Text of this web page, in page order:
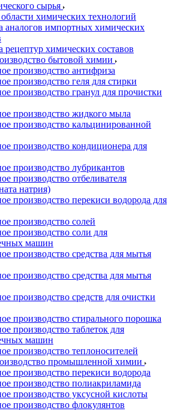
сырья
химических технологий
аналогов импортных химических
рецептур химических составов
бытовой химии
производство антифриза
производство геля для стирки
производство гранул для прочистки
производство жидкого мыла
производство кальцинированной
производство кондиционера для
производство лубрикантов
производство отбеливателя
натрия)
производство перекиси водорода для
производство солей
производство соли для
машин
производство средства для мытья
производство средства для мытья
производство средств для очистки
производство стирального порошка
производство таблеток для
машин
производство теплоносителей
промышленной химии
производство перекиси водорода
производство полиакриламида
производство уксусной кислоты
производство флокулянтов